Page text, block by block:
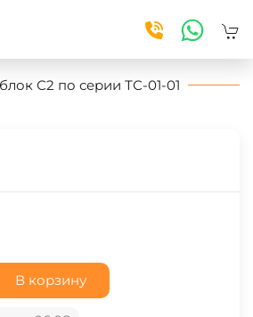
С2 по серии ТС-01-01
В корзину